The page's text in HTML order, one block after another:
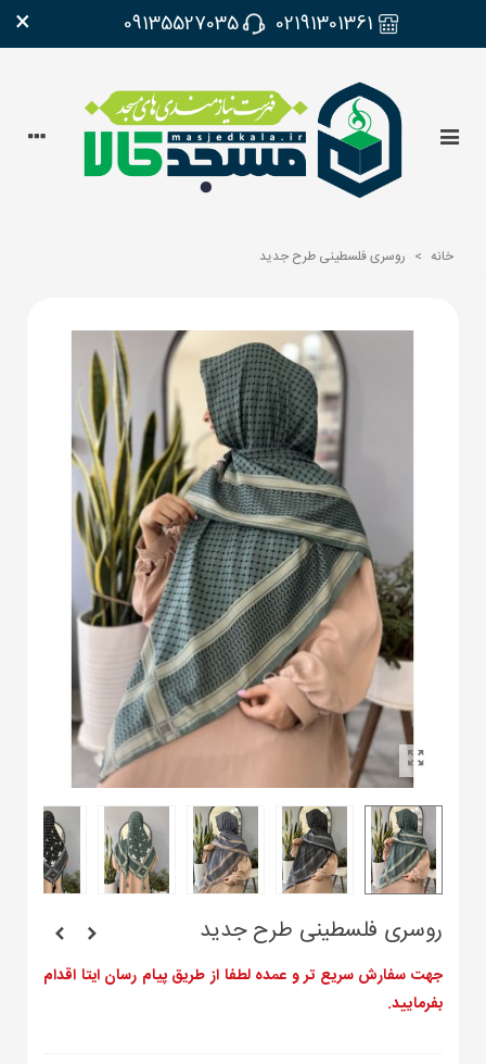
02191301361
09135527035
×
خانه > روسری فلسطینی طرح جدید
روسری فلسطینی طرح جدید
جهت سفارش سریع تر و عمده لطفا از طریق پیام رسان ایتا اقدام
بفرمایید.